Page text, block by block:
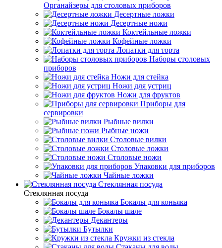
Органайзеры для столовых приборов
Десертные ложки
Десертные ножи
Коктейльные ложки
Кофейные ложки
Лопатки для торта
Наборы столовых
приборов
Ножи для стейка
Ножи для устриц
Ножи для фруктов
Приборы для
сервировки
Рыбные вилки
Рыбные ножи
Столовые вилки
Столовые ложки
Столовые ножи
Упаковки для приборов
Чайные ложки
Стеклянная посуда
Стеклянная посуда
Бокалы для коньяка
Бокалы шале
Декантеры
Бутылки
Кружки из стекла